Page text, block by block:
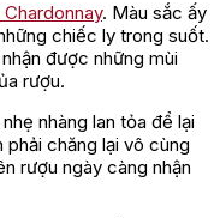
Chardonnay. Màu sắc ấy
chiếc ly trong suốt.
được những mùi
rượu.
nhàng lan tỏa để lại
chăng lại vô cùng
rượu ngày càng nhận